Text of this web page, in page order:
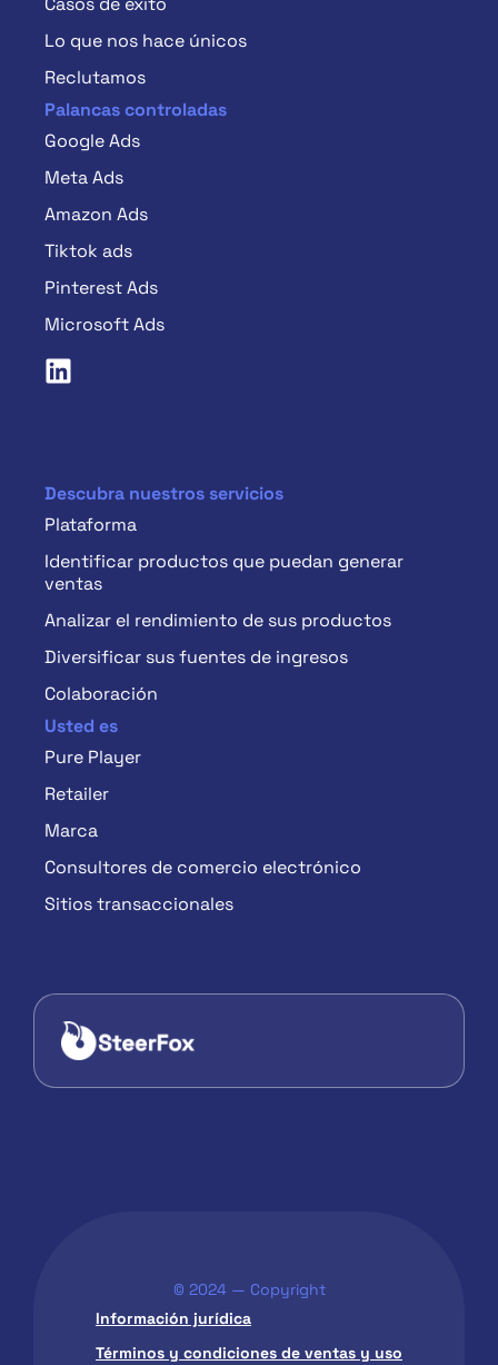
Lo que nos hace únicos
Reclutamos
Palancas controladas
Google Ads
Meta Ads
Amazon Ads
Tiktok ads
Pinterest Ads
Microsoft Ads
Descubra nuestros servicios
Plataforma
Identificar productos que puedan generar
ventas
Analizar el rendimiento de sus productos
Diversificar sus fuentes de ingresos
Colaboración
Usted es
Pure Player
Retailer
Marca
Consultores de comercio electrónico
Sitios transaccionales
© 2024 — Copyright
Información jurídica
Términos y condiciones de ventas y uso